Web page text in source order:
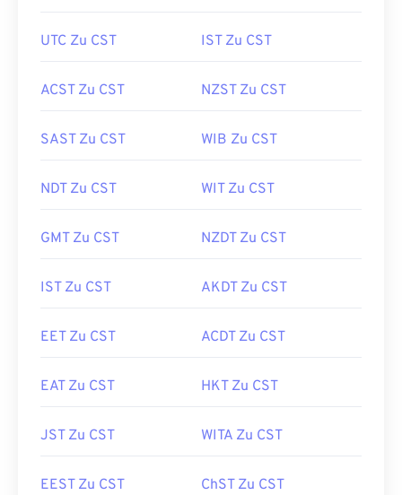
UTC Zu CST IST Zu CST
ACST Zu CST NZST Zu CST
SAST Zu CST WIB Zu CST
NDT Zu CST WIT Zu CST
GMT Zu CST NZDT Zu CST
IST Zu CST AKDT Zu CST
EET Zu CST ACDT Zu CST
EAT Zu CST HKT Zu CST
JST Zu CST WITA Zu CST
EEST Zu CST ChST Zu CST